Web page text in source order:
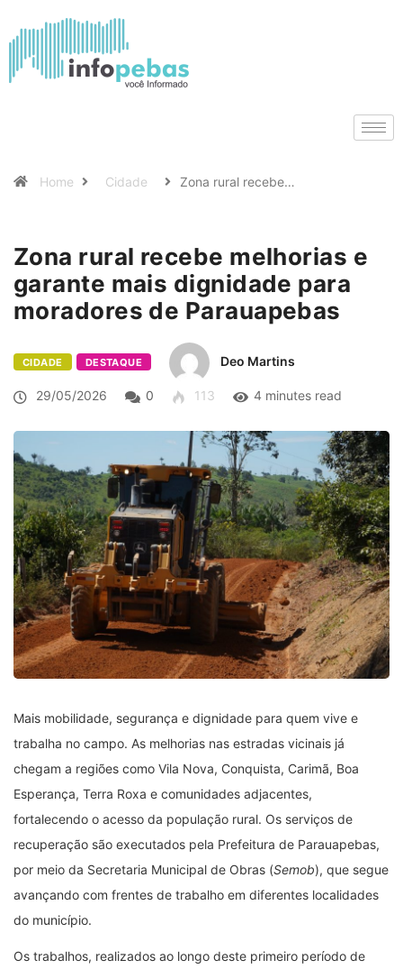
Home Cidade Zona rural recebe…
Zona rural recebe melhorias e
garante mais dignidade para
moradores de Parauapebas
CIDADE DESTAQUE Deo Martins
29/05/2026 0 113 4 minutes read
Mais mobilidade, segurança e dignidade para quem vive e
trabalha no campo. As melhorias nas estradas vicinais já
chegam a regiões como Vila Nova, Conquista, Carimã, Boa
Esperança, Terra Roxa e comunidades adjacentes,
fortalecendo o acesso da população rural. Os serviços de
recuperação são executados pela Prefeitura de Parauapebas,
por meio da Secretaria Municipal de Obras (Semob), que segue
avançando com frentes de trabalho em diferentes localidades
do município.
Os trabalhos, realizados ao longo deste primeiro período de